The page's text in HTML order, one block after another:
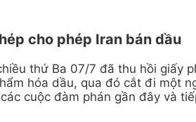
cho phép Iran bán dầu
thứ Ba 07/7 đã thu hồi giấy
hóa dầu, qua đó cắt đi một
cuộc đàm phán gần đây và